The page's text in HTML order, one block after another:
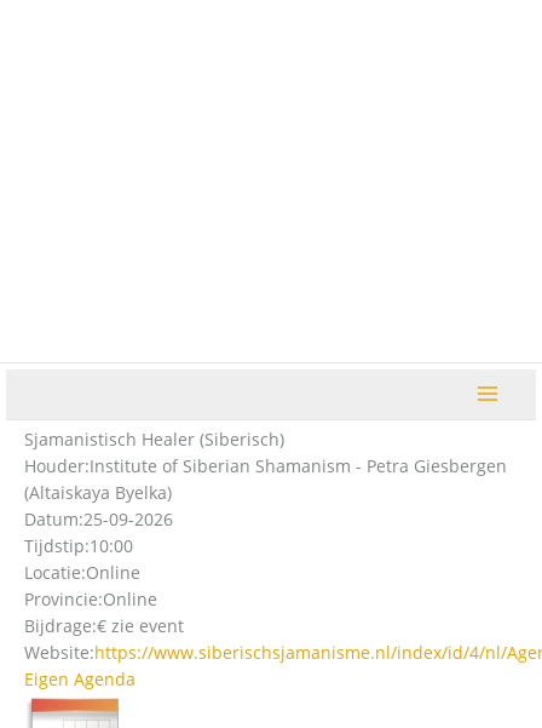
Sjamanistisch Healer (Siberisch)
Houder:Institute of Siberian Shamanism - Petra Giesbergen
(Altaiskaya Byelka)
Datum:25-09-2026
Tijdstip:10:00
Locatie:Online
Provincie:Online
Bijdrage:€ zie event
Website:https://www.siberischsjamanisme.nl/index/id/4/nl/
Eigen Agenda